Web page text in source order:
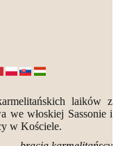
laików z
we włoskiej Sassonie i
w Kościele.